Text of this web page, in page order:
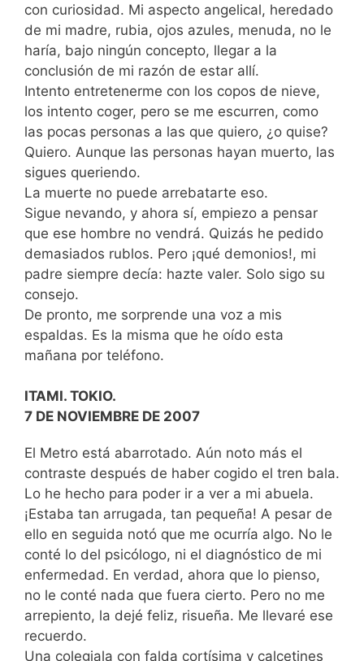
con curiosidad. Mi aspecto angelical, heredado
de mi madre, rubia, ojos azules, menuda, no le
haría, bajo ningún concepto, llegar a la
conclusión de mi razón de estar allí.
Intento entretenerme con los copos de nieve,
los intento coger, pero se me escurren, como
las pocas personas a las que quiero, ¿o quise?
Quiero. Aunque las personas hayan muerto, las
sigues queriendo.
La muerte no puede arrebatarte eso.
Sigue nevando, y ahora sí, empiezo a pensar
que ese hombre no vendrá. Quizás he pedido
demasiados rublos. Pero ¡qué demonios!, mi
padre siempre decía: hazte valer. Solo sigo su
consejo.
De pronto, me sorprende una voz a mis
espaldas. Es la misma que he oído esta
mañana por teléfono.
ITAMI. TOKIO.
7 DE NOVIEMBRE DE 2007
El Metro está abarrotado. Aún noto más el
contraste después de haber cogido el tren bala.
Lo he hecho para poder ir a ver a mi abuela.
¡Estaba tan arrugada, tan pequeña! A pesar de
ello en seguida notó que me ocurría algo. No le
conté lo del psicólogo, ni el diagnóstico de mi
enfermedad. En verdad, ahora que lo pienso,
no le conté nada que fuera cierto. Pero no me
arrepiento, la dejé feliz, risueña. Me llevaré ese
recuerdo.
Una colegiala con falda cortísima y calcetines